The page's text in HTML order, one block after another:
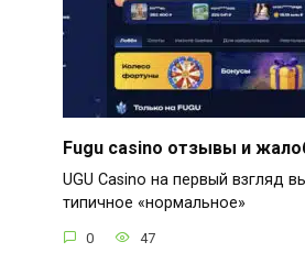
Fugu casino отзывы и
UGU Casino на первый взгляд
типичное «нормальное»
0 47